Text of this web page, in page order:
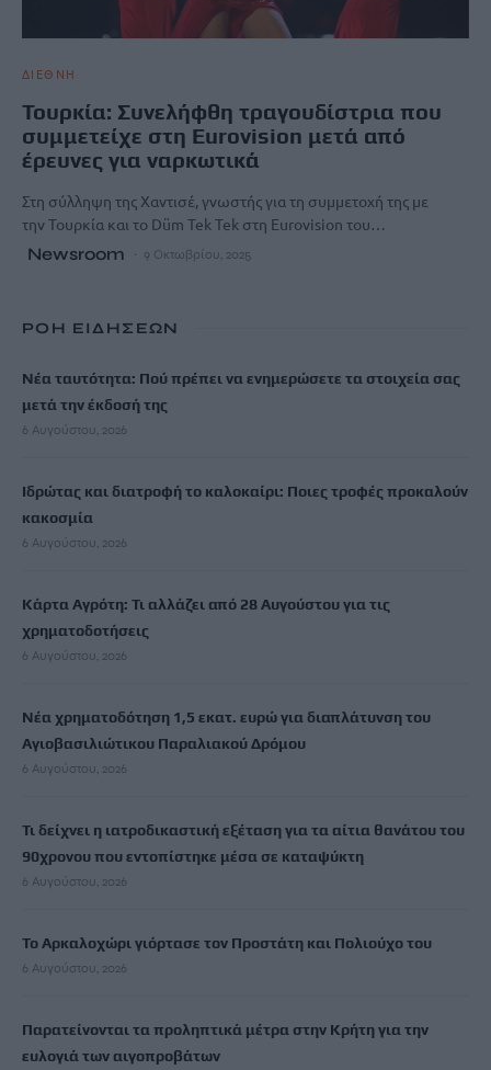
ΔΙΕΘΝΗ
Τουρκία: Συνελήφθη τραγουδίστρια που
συμμετείχε στη Eurovision μετά από
έρευνες για ναρκωτικά
Στη σύλληψη της Χαντισέ, γνωστής για τη συμμετοχή της με
την Τουρκία και το Düm Tek Tek στη Eurovision του…
Newsroom 9 Οκτωβρίου, 2025
ΡΟΗ ΕΙΔΗΣΕΩΝ
Νέα ταυτότητα: Πού πρέπει να ενημερώσετε τα στοιχεία σας
μετά την έκδοσή της
6 Αυγούστου, 2026
Ιδρώτας και διατροφή το καλοκαίρι: Ποιες τροφές προκαλούν
κακοσμία
6 Αυγούστου, 2026
Κάρτα Αγρότη: Τι αλλάζει από 28 Αυγούστου για τις
χρηματοδοτήσεις
6 Αυγούστου, 2026
Νέα χρηματοδότηση 1,5 εκατ. ευρώ για διαπλάτυνση του
Αγιοβασιλιώτικου Παραλιακού Δρόμου
6 Αυγούστου, 2026
Τι δείχνει η ιατροδικαστική εξέταση για τα αίτια θανάτου του
90χρονου που εντοπίστηκε μέσα σε καταψύκτη
6 Αυγούστου, 2026
Το Αρκαλοχώρι γιόρτασε τον Προστάτη και Πολιούχο του
6 Αυγούστου, 2026
Παρατείνονται τα προληπτικά μέτρα στην Κρήτη για την
ευλογιά των αιγοπροβάτων